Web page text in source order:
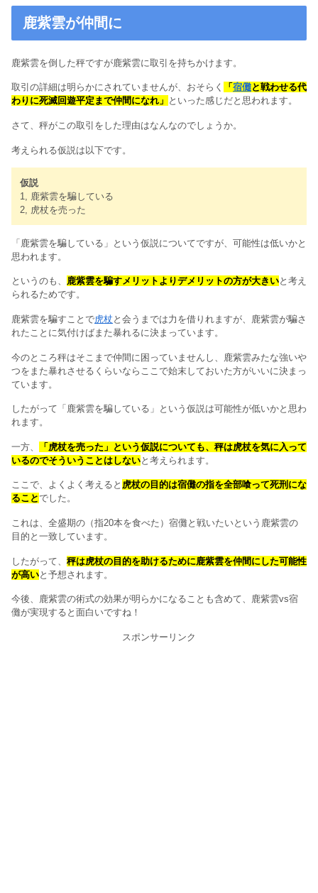
鹿紫雲が仲間に
鹿紫雲を倒した秤ですが鹿紫雲に取引を持ちかけます。
取引の詳細は明らかにされていませんが、おそらく 「 宿儺と戦わせる代
わりに死滅回遊平定まで仲間になれ」 といった感じだと思われます。
さて、秤がこの取引をした理由はなんなのでしょうか。
考えられる仮説は以下です。
仮説
1, 鹿紫雲を騙している
2, 虎杖を売った
「鹿紫雲を騙している」という仮説についてですが、可能性は低いかと
思われます。
というのも、 鹿紫雲を騙すメリットよりデメリットの方が大きいと考え
られるためです。
鹿紫雲を騙すことで虎杖と会うまでは力を借りれますが、鹿紫雲が騙さ
れたことに気付けばまた暴れるに決まっています。
今のところ秤はそこまで仲間に困っていませんし、鹿紫雲みたな強いや
つをまた暴れさせるくらいならここで始末しておいた方がいいに決まっ
ています。
したがって「鹿紫雲を騙している」という仮説は可能性が低いかと思わ
れます。
一方、
「虎杖を売った」という仮説についても、秤は虎杖を気に入って
いるのでそういうことはしないと考えられます。
ここで、よくよく考えると 虎杖の目的は宿儺の指を全部喰って死刑にな
ることでした。
これは、全盛期の（指20本を食べた）宿儺と戦いたいという鹿紫雲の
目的と一致しています。
したがって、 秤は虎杖の目的を助けるために鹿紫雲を仲間にした可能性
が高いと予想されます。
今後、鹿紫雲の術式の効果が明らかになることも含めて、鹿紫雲vs宿
儺が実現すると面白いですね！
スポンサーリンク